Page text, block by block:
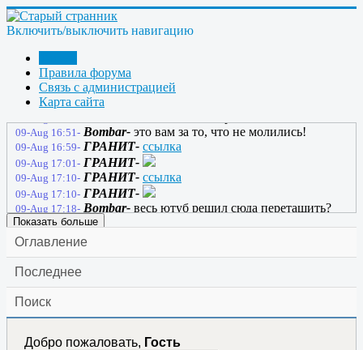
Включить/выключить навигацию
Правила форума
Связь с администрацией
Карта сайта
09-Aug 16:17- ГРАНИТ-Ну поехалиссылкаФича в том что у
него ЕСТЬ а у вас всех его НЕТ!
ютупчике
09-Aug 16:43- Bombar-
намного проще. и ни каких резонансов
09-Aug 16:46- ГРАНИТ-
09-Aug 16:51- Bombar- это вам за то, что не молились!
09-Aug 16:59- ГРАНИТ- ссылка
09-Aug 17:01- ГРАНИТ-
09-Aug 17:10- ГРАНИТ- ссылка
09-Aug 17:10- ГРАНИТ-
09-Aug 17:18- Bombar- весь ютуб решил сюда перетащить?
Показать больше
Оглавление
Последнее
Поиск
Добро пожаловать, Гость